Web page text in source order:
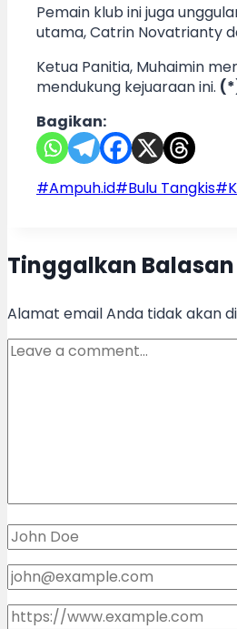
Pemain klub ini juga
utama, Catrin Novatrianty
Ketua Panitia, Muhaimin
mendukung kejuaraan ini.
Bagikan:
Post
#Ampuh.id#Bulu Tangkis#
Tinggalkan Balasan
Alamat email Anda tidak akan